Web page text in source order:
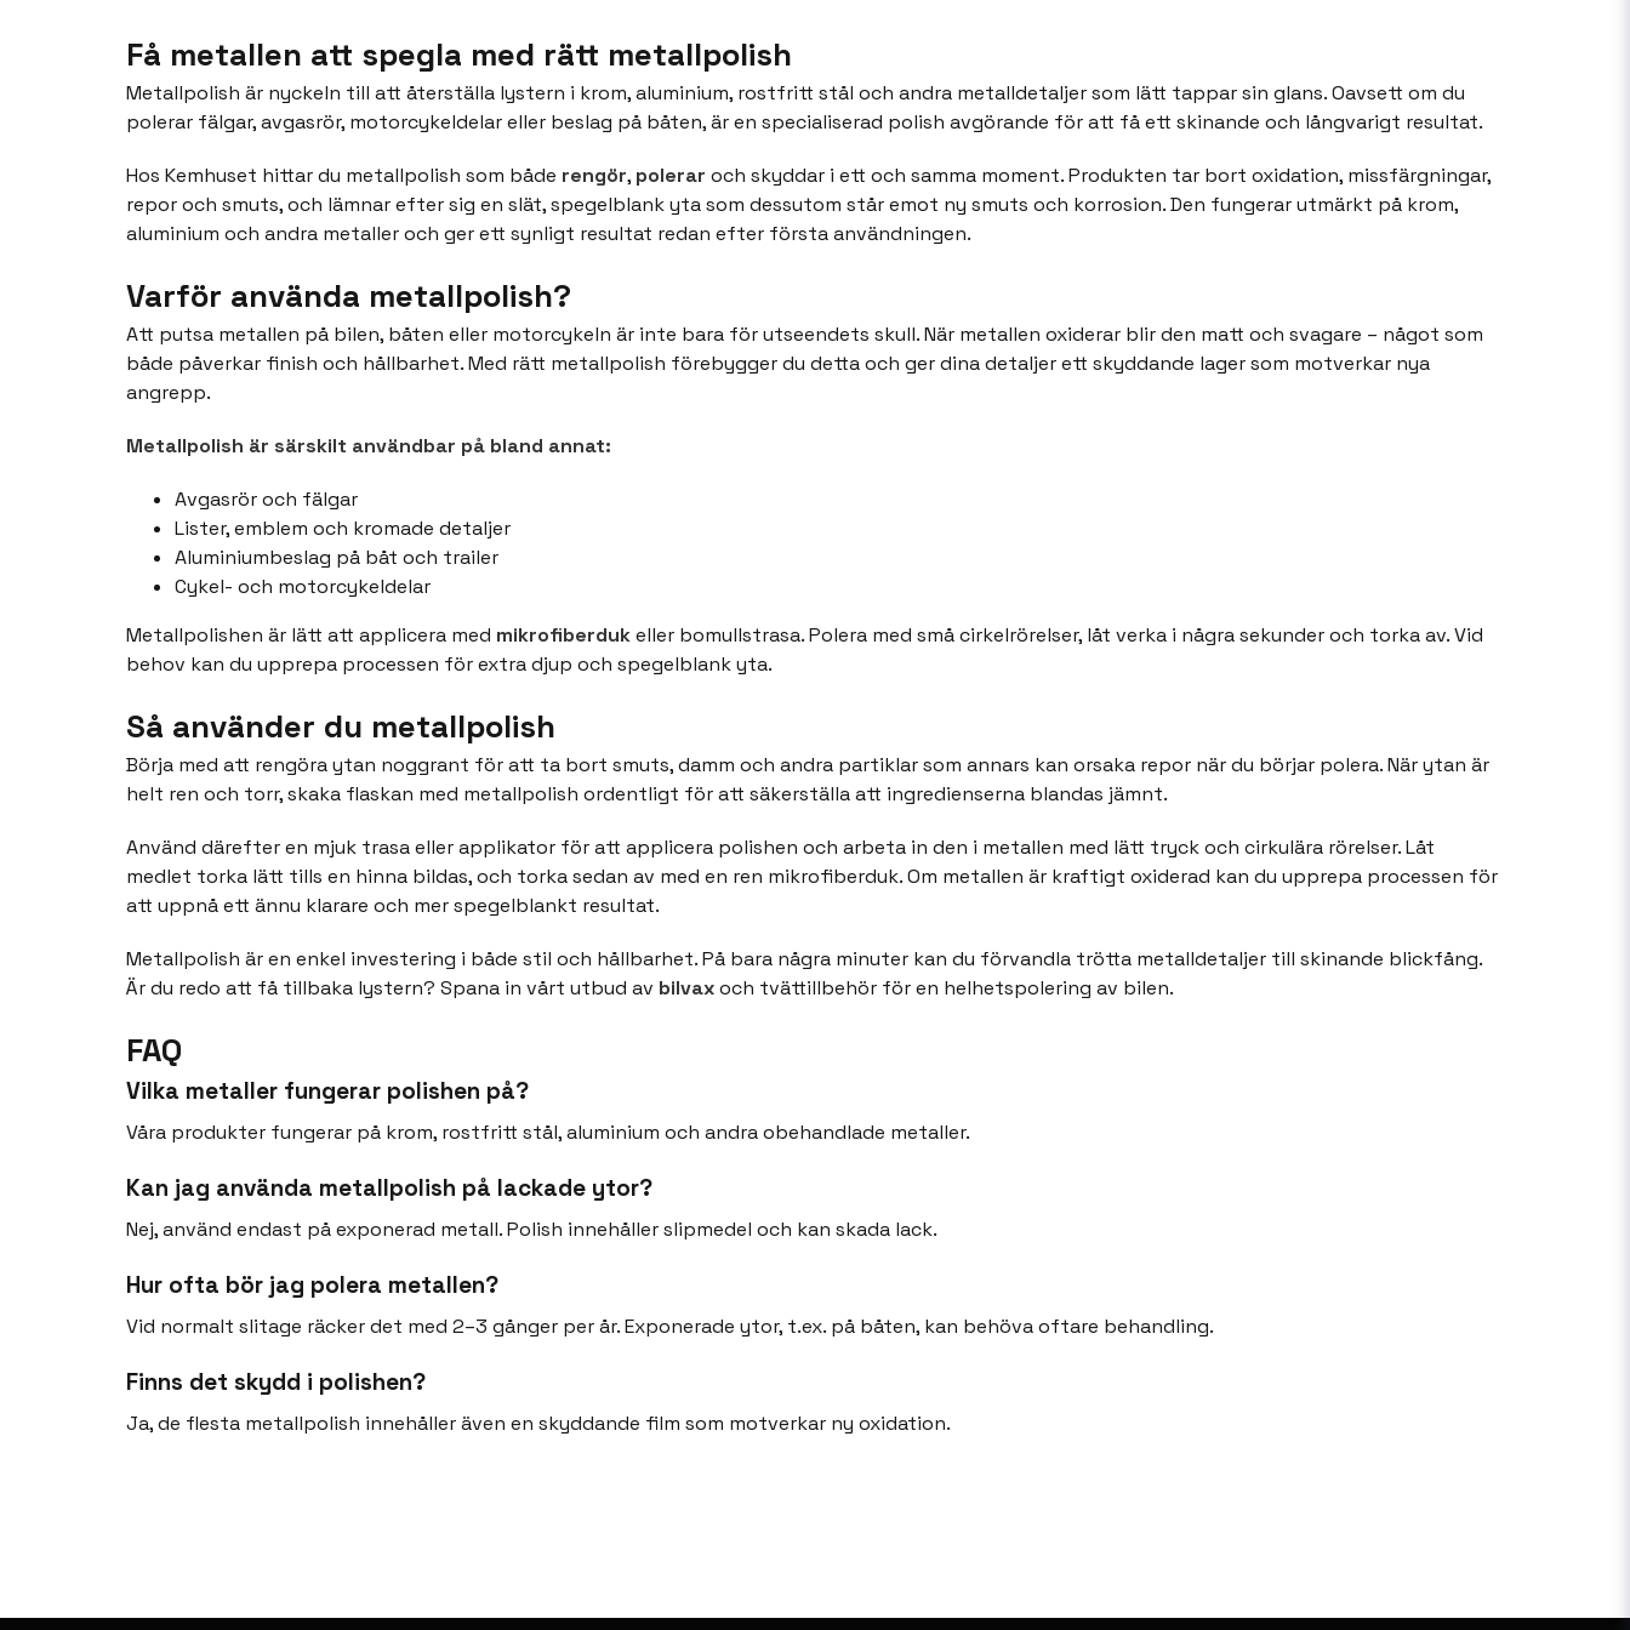
Få metallen att spegla med rätt metallpolish
Metallpolish är nyckeln till att återställa lystern i krom, aluminium, rostfritt stål och andra metalldetaljer som lätt tappar sin glans. Oavsett om du
polerar fälgar, avgasrör, motorcykeldelar eller beslag på båten, är en specialiserad polish avgörande för att få ett skinande och långvarigt resultat.
Hos Kemhuset hittar du metallpolish som både rengör, polerar och skyddar i ett och samma moment. Produkten tar bort oxidation, missfärgningar,
repor och smuts, och lämnar efter sig en slät, spegelblank yta som dessutom står emot ny smuts och korrosion. Den fungerar utmärkt på krom,
aluminium och andra metaller och ger ett synligt resultat redan efter första användningen.
Varför använda metallpolish?
Att putsa metallen på bilen, båten eller motorcykeln är inte bara för utseendets skull. När metallen oxiderar blir den matt och svagare – något som
både påverkar finish och hållbarhet. Med rätt metallpolish förebygger du detta och ger dina detaljer ett skyddande lager som motverkar nya
angrepp.
Metallpolish är särskilt användbar på bland annat:
Avgasrör och fälgar
Lister, emblem och kromade detaljer
Aluminiumbeslag på båt och trailer
Cykel- och motorcykeldelar
Metallpolishen är lätt att applicera med mikrofiberdukeller bomullstrasa. Polera med små cirkelrörelser, låt verka i några sekunder och torka av. Vid
behov kan du upprepa processen för extra djup och spegelblank yta.
Så använder du metallpolish
Börja med att rengöra ytan noggrant för att ta bort smuts, damm och andra partiklar som annars kan orsaka repor när du börjar polera. När ytan är
helt ren och torr, skaka flaskan med metallpolish ordentligt för att säkerställa att ingredienserna blandas jämnt.
Använd därefter en mjuk trasa eller applikator för att applicera polishen och arbeta in den i metallen med lätt tryck och cirkulära rörelser. Låt
medlet torka lätt tills en hinna bildas, och torka sedan av med en ren mikrofiberduk. Om metallen är kraftigt oxiderad kan du upprepa processen för
att uppnå ett ännu klarare och mer spegelblankt resultat.
Metallpolish är en enkel investering i både stil och hållbarhet. På bara några minuter kan du förvandla trötta metalldetaljer till skinande blickfång.
Är du redo att få tillbaka lystern? Spana in vårt utbud av bilvaxoch tvättillbehör för en helhetspolering av bilen.
FAQ
Vilka metaller fungerar polishen på?
Våra produkter fungerar på krom, rostfritt stål, aluminium och andra obehandlade metaller.
Kan jag använda metallpolish på lackade ytor?
Nej, använd endast på exponerad metall. Polish innehåller slipmedel och kan skada lack.
Hur ofta bör jag polera metallen?
Vid normalt slitage räcker det med 2–3 gånger per år. Exponerade ytor, t.ex. på båten, kan behöva oftare behandling.
Finns det skydd i polishen?
Ja, de flesta metallpolish innehåller även en skyddande film som motverkar ny oxidation.